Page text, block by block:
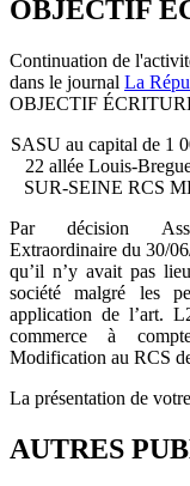
OBJECTIF
Continuation de
dans le journal La
OBJECTIF
SASU au capital de 1
22 allée Louis-
SUR-SEINE RCS
Par décision
Extraordinaire du 30/
qu’il n’y avait pas
société malgré les
application de l’art.
commerce à
Modification au RCS
La présentation de
AUTRES